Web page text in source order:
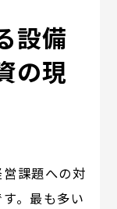
設備
の現
課題への対
。最も多い